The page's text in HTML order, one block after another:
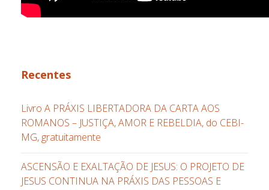
Recentes
Livro A PRÁXIS LIBERTADORA DA CARTA AOS
ROMANOS – JUSTIÇA, AMOR E REBELDIA, do CEBI-
MG, gratuitamente
ASCENSÃO E EXALTAÇÃO DE JESUS: O PROJETO DE
JESUS CONTINUA NA PRÁXIS DAS PESSOAS E